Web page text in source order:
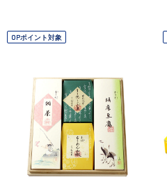
OPポイント対象